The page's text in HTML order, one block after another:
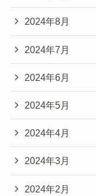
2024年8月
2024年7月
2024年6月
2024年5月
2024年4月
2024年3月
2024年2月